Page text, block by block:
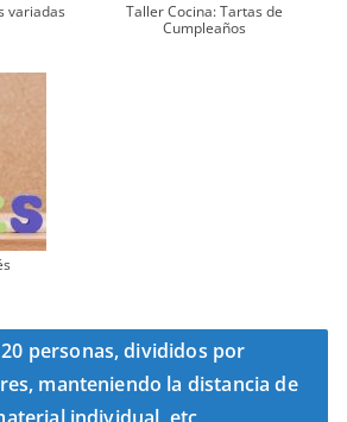
variadas
Taller Cocina: Tartas de
Cumpleaños
personas, divididos por
manteniendo la distancia de